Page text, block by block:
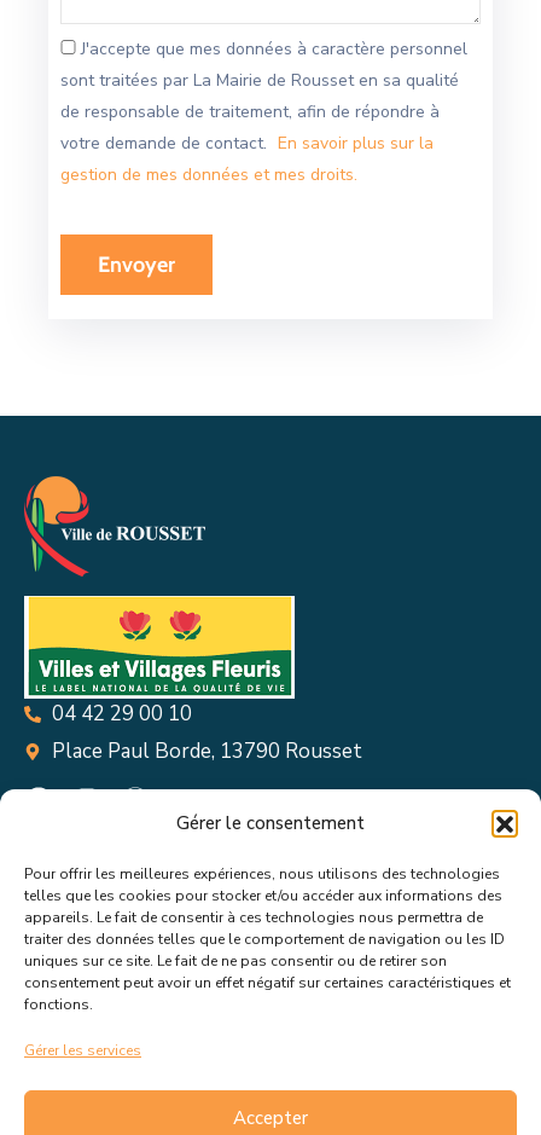
Gérer le consentement
Pour offrir les meilleures expériences, nous utilisons des technologies
telles que les cookies pour stocker et/ou accéder aux informations des
appareils. Le fait de consentir à ces technologies nous permettra de
traiter des données telles que le comportement de navigation ou les ID
uniques sur ce site. Le fait de ne pas consentir ou de retirer son
consentement peut avoir un effet négatif sur certaines caractéristiques et
fonctions.
Gérer les services
Accepter
J'accepte que mes données à caractère personnel
sont traitées par La Mairie de Rousset en sa qualité
de responsable de traitement, afin de répondre à
votre demande de contact. En savoir plus sur la
gestion de mes données et mes droits.
04 42 29 00 10
Place Paul Borde, 13790 Rousset
Suivez toutes les informations &
actualités de votre ville !
mairie de Rousset. En savoir plus sur la gestion de mes